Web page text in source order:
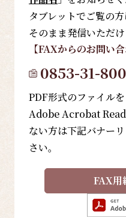
タブレットでご覧の
そのまま発信いただけ
【FAXからのお問い
0853-31-
PDF形式のファイル
Adobe Acrobat
ない方は下記バナー
さい。
FAX用